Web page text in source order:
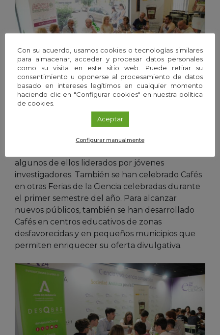
Café con Ciencia celebrado con pacientes y familiares de la
Asociación ACCU en la cafetería-ecomercado Bioalverde, un nevo
espacio donde en esta edición se han celebrado Cafés con Ciencia.
Al mismo tiempo,la Feria de la Ciencia de Sevilla
algunos de ellos liderados por jóvenes
investigadores. También se han celebrado Cafés
en otras Ferias de la Ciencia celebradas durante
el primer semestre del año. Para alcanzar
nuevos públicos, también se han desarrollado
Cafés en centros educativos de zonas
desfavorecidas y en pequeños municipios que
permiten enriquecer su oferta divulgativa.
Con su acuerdo, usamos cookies o tecnologías similares
para almacenar, acceder y procesar datos personales
como su visita en este sitio web. Puede retirar su
consentimiento u oponerse al procesamiento de datos
basado en intereses legítimos en cualquier momento
haciendo clic en "Configurar cookies" en nuestra política
de cookies.
Aceptar
Configurar manualmente